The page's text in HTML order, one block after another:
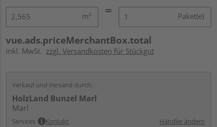
m² Paket(e)
vue.ads.priceMerchantBox.total
inkl. MwSt. zzgl. Versandkosten für Stückgut
Verkauf und Versand durch:
HolzLand Bunzel Marl
Marl
Services Kontakt Händler ändern